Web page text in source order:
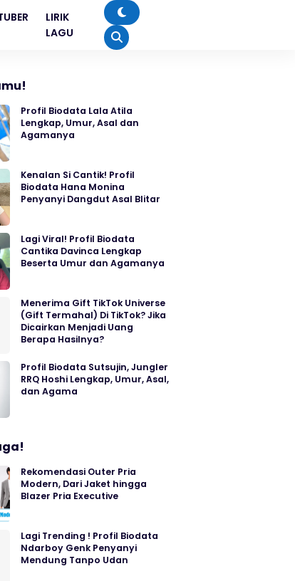
LIRIK
LAGU
Profil Biodata Lala Atila
Lengkap, Umur, Asal dan
Agamanya
Kenalan Si Cantik! Profil
Biodata Hana Monina
Penyanyi Dangdut Asal Blitar
Lagi Viral! Profil Biodata
Cantika Davinca Lengkap
Beserta Umur dan Agamanya
Menerima Gift TikTok Universe
(Gift Termahal) Di TikTok? Jika
Dicairkan Menjadi Uang
Berapa Hasilnya?
Profil Biodata Sutsujin, Jungler
RRQ Hoshi Lengkap, Umur, Asal,
dan Agama
Rekomendasi Outer Pria
Modern, Dari Jaket hingga
Blazer Pria Executive
Lagi Trending ! Profil Biodata
Ndarboy Genk Penyanyi
Mendung Tanpo Udan